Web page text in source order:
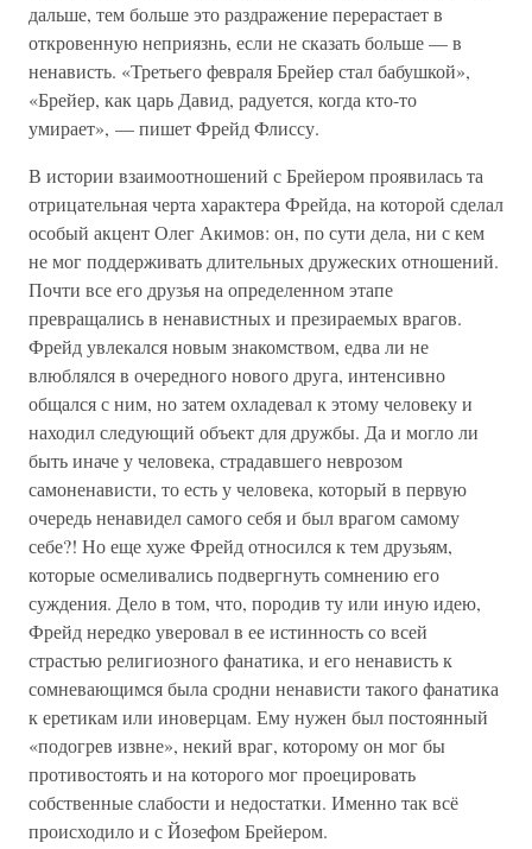
дальше, тем больше это раздражение перерастает в
откровенную неприязнь, если не сказать больше — в
ненависть. «Третьего февраля Брейер стал бабушкой»,
«Брейер, как царь Давид, радуется, когда кто-то
умирает», — пишет Фрейд Флиссу.
В истории взаимоотношений с Брейером проявилась та
отрицательная черта характера Фрейда, на которой сделал
особый акцент Олег Акимов: он, по сути дела, ни с кем
не мог поддерживать длительных дружеских отношений.
Почти все его друзья на определенном этапе
превращались в ненавистных и презираемых врагов.
Фрейд увлекался новым знакомством, едва ли не
влюблялся в очередного нового друга, интенсивно
общался с ним, но затем охладевал к этому человеку и
находил следующий объект для дружбы. Да и могло ли
быть иначе у человека, страдавшего неврозом
самоненависти, то есть у человека, который в первую
очередь ненавидел самого себя и был врагом самому
себе?! Но еще хуже Фрейд относился к тем друзьям,
которые осмеливались подвергнуть сомнению его
суждения. Дело в том, что, породив ту или иную идею,
Фрейд нередко уверовал в ее истинность со всей
страстью религиозного фанатика, и его ненависть к
сомневающимся была сродни ненависти такого фанатика
к еретикам или иноверцам. Ему нужен был постоянный
«подогрев извне», некий враг, которому он мог бы
противостоять и на которого мог проецировать
собственные слабости и недостатки. Именно так всё
происходило и с Йозефом Брейером.